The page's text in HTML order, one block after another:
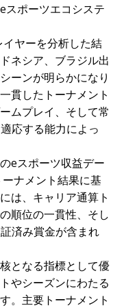
スポーツエコシステ
ヤーを分析した結
ネシア、ブラジル出
ーンが明らかになり
貫したトーナメント
ムプレイ、そして常
応する能力によっ
eスポーツ収益デー
ナメント結果に基
は、キャリア通算ト
順位の一貫性、そし
済み賞金が含まれ
となる指標として優
やシーズンにわたる
。主要トーナメント